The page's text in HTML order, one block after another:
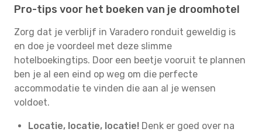
Pro-tips voor het boeken van je droomhotel
Zorg dat je verblijf in Varadero ronduit geweldig is
en doe je voordeel met deze slimme
hotelboekingtips. Door een beetje vooruit te plannen
ben je al een eind op weg om die perfecte
accommodatie te vinden die aan al je wensen
voldoet.
Locatie, locatie, locatie! Denk er goed over na